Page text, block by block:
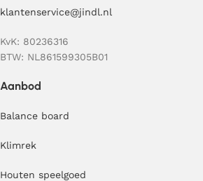
klantenservice@jindl.nl
KvK: 80236316
BTW: NL861599305B01
Aanbod
Balance board
Klimrek
Houten speelgoed